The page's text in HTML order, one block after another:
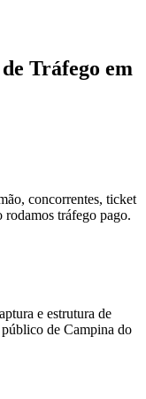
Tráfego em
concorrentes, ticket
rodamos tráfego pago.
e estrutura de
de Campina do